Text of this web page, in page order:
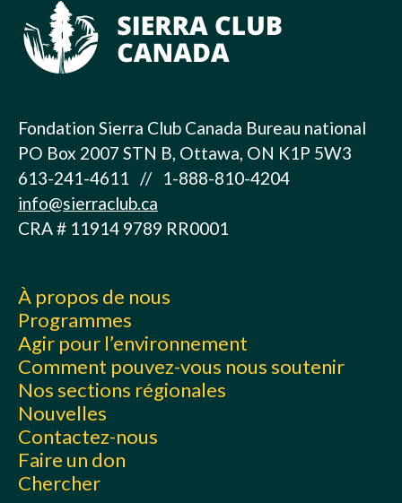
Fondation Sierra Club Canada Bureau national
PO Box 2007 STN B, Ottawa, ON K1P 5W3
613-241-4611 // 1-888-810-4204
info@sierraclub.ca
CRA # 11914 9789 RR0001
À propos de nous
Programmes
Agir pour l’environnement
Comment pouvez-vous nous soutenir
Nos sections régionales
Nouvelles
Contactez-nous
Faire un don
Chercher